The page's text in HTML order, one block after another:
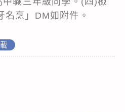
名烹」DM如附件。
載